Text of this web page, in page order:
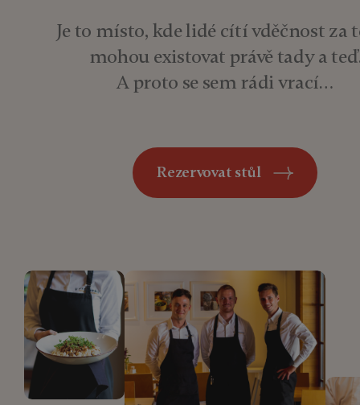
Je to místo, kde lidé cítí vděčnost za
mohou existovat právě tady a
A proto se sem rádi vrací…
Rezervovat stůl